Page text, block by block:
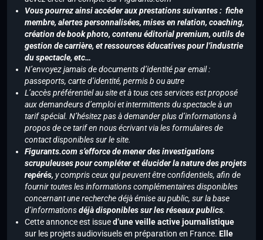
Vous pourrez ainsi accéder aux prestations suivantes : fiche
membre, alertes personnalisées, mises en relation, coaching,
création de book photo, contenu éditorial premium, outils de
gestion de carrière, et ressources éducatives pour l’industrie
du spectacle, etc…
N’envoyez jamais de documents d’identité par email :
passeports, carte d’identité, permis b ou autre
L’accès préférentiel au site et à tous ces services est proposé
aux demandeurs d’emploi et intermittents du spectacle à un
tarif spécial. N’hésitez pas à demander plus d’informations à
propos de ce tarif en nous écrivant via les formulaires de
contact disponibles sur le site.
Figurants.com s’efforce de mener des investigations
scrupuleuses pour compléter et élucider la nature des projets
repérés, y compris ceux qui peuvent être confidentiels, afin de
fournir toutes les informations complémentaires disponibles
concernant une recherche déjà émise au public, sur la base
d’informationsdéjà disponibles sur les réseaux publics.
Cette annonce est issued’une veille active journalistique
sur les projets audiovisuels en préparation en France. Elle